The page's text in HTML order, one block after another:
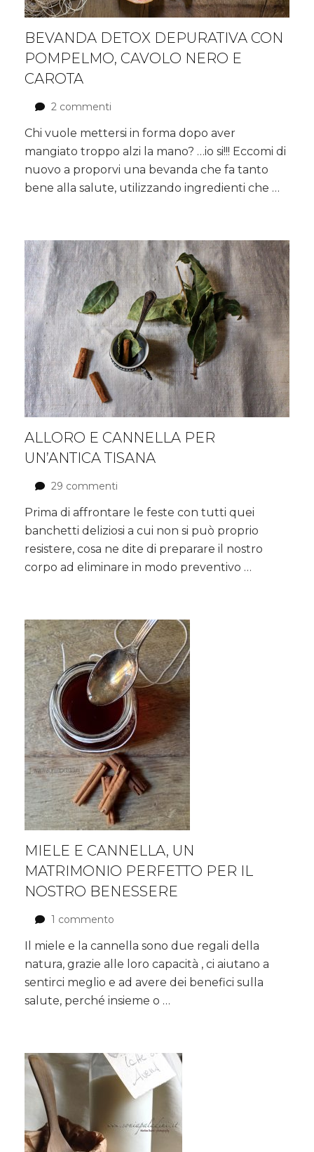
BEVANDA DETOX DEPURATIVA CON
POMPELMO, CAVOLO NERO E
CAROTA
2 commenti
DETOX
depurativa
con
pompelmo,
cavolo
carota
Chi vuole mettersi in forma dopo aver
mangiato troppo alzi la mano? …io si!!! Eccomi di
nuovo a proporvi una bevanda che fa tanto
bene alla salute, utilizzando ingredienti che …
ALLORO E CANNELLA PER
UN’ANTICA TISANA
29 commenti
e
cannella
per
un’antica
tisana
Prima di affrontare le feste con tutti quei
banchetti deliziosi a cui non si può proprio
resistere, cosa ne dite di preparare il nostro
corpo ad eliminare in modo preventivo …
MIELE E CANNELLA, UN
MATRIMONIO PERFETTO PER IL
NOSTRO BENESSERE
1 commento
e
Cannella,
un
matrimonio
perfetto
nostro
benessere
Il miele e la cannella sono due regali della
natura, grazie alle loro capacità , ci aiutano a
sentirci meglio e ad avere dei benefici sulla
salute, perché insieme o …